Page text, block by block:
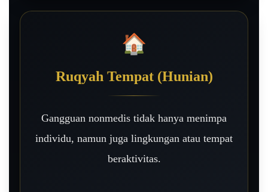
🏠
Ruqyah Tempat (Hunian)
Gangguan nonmedis tidak hanya menimpa
individu, namun juga lingkungan atau tempat
beraktivitas.